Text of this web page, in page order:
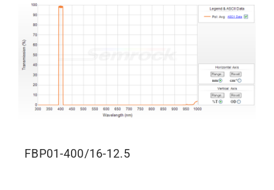
FBP01-400/16-12.5